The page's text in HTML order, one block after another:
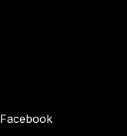
Facebook